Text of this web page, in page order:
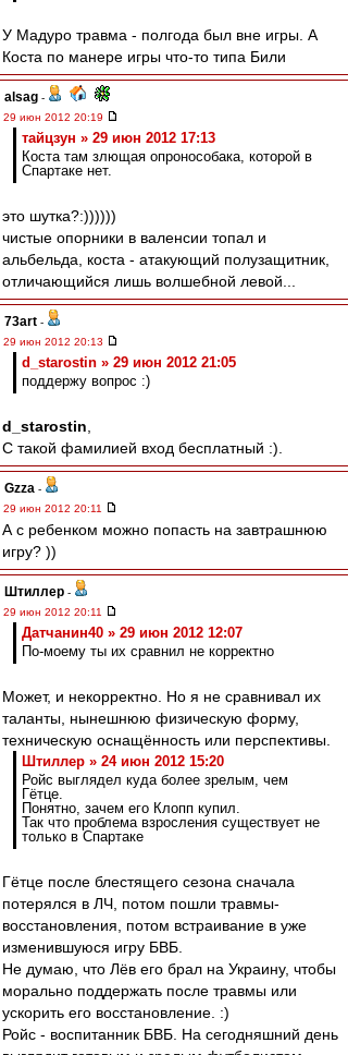
У Мадуро травма - полгода был вне игры. А
Коста по манере игры что-то типа Били
alsag -
29 июн 2012 20:19
тайцзун » 29 июн 2012 17:13
Коста там злющая опронособака, которой в
Спартаке нет.
это шутка?:))))))
чистые опорники в валенсии топал и
альбельда, коста - атакующий полузащитник,
отличающийся лишь волшебной левой...
73art -
29 июн 2012 20:13
d_starostin » 29 июн 2012 21:05
поддержу вопрос :)
d_starostin
С такой фамилией вход бесплатный :).
Gzza -
29 июн 2012 20:11
А с ребенком можно попасть на завтрашнюю
игру? ))
Штиллер -
29 июн 2012 20:11
Датчанин40 » 29 июн 2012 12:07
По-моему ты их сравнил не корректно
Может, и некорректно. Но я не сравнивал их
таланты, нынешнюю физическую форму,
техническую оснащённость или перспективы.
Штиллер » 24 июн 2012 15:20
Ройс выглядел куда более зрелым, чем
Гётце.
Понятно, зачем его Клопп купил.
Так что проблема взросления существует не
только в Спартаке
Гётце после блестящего сезона сначала
потерялся в ЛЧ, потом пошли травмы-
восстановления, потом встраивание в уже
изменившуюся игру БВБ.
Не думаю, что Лёв его брал на Украину, чтобы
морально поддержать после травмы или
ускорить его восстановление. :)
Ройс - воспитанник БВБ. На сегодняшний день